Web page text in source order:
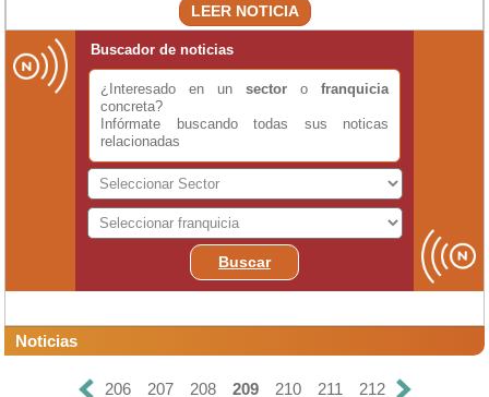
LEER NOTICIA
Buscador de noticias
¿Interesado en un sector o franquicia
concreta?
Infórmate buscando todas sus noticas
relacionadas
Buscar
Noticias
206 207 208 209 210 211 212